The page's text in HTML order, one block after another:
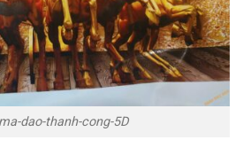
dao-thanh-cong-5D